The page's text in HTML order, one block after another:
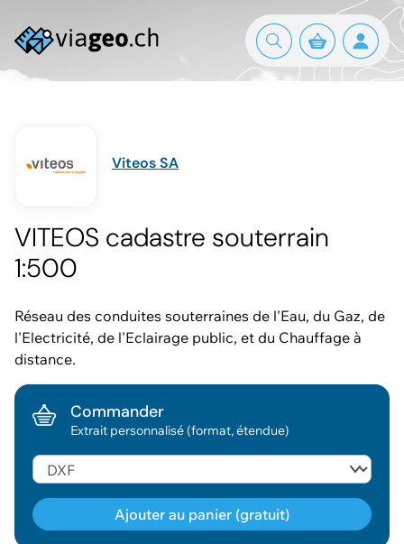
Viteos SA
VITEOS cadastre souterrain
1:500
Réseau des conduites souterraines de l'Eau, du Gaz, de
l'Electricité, de l'Eclairage public, et du Chauffage à
distance.
Commander
Extrait personnalisé (format, étendue)
Ajouter au panier (gratuit)